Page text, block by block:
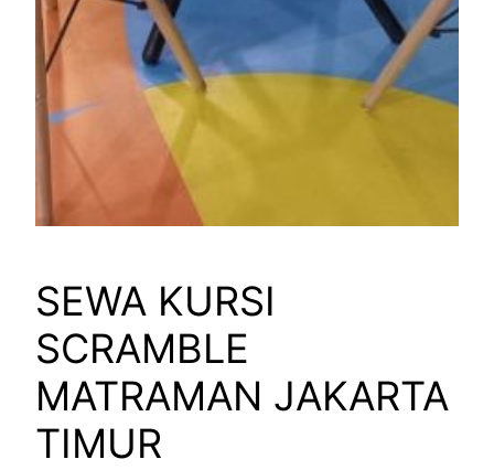
SEWA KURSI
SCRAMBLE
MATRAMAN JAKARTA
TIMUR